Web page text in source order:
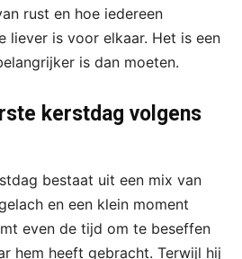
rust en hoe iedereen
liever is voor elkaar. Het is een
is dan moeten.
kerstdag volgens
bestaat uit een mix van
en een klein moment
even de tijd om te beseffen
hem heeft gebracht. Terwijl hij